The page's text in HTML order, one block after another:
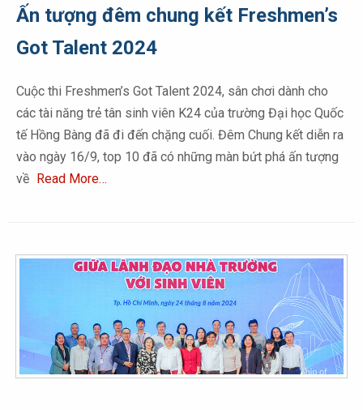
Ấn tượng đêm chung kết Freshmen’s
Got Talent 2024
Cuộc thi Freshmen’s Got Talent 2024, sân chơi dành cho
các tài năng trẻ tân sinh viên K24 của trường Đại học Quốc
tế Hồng Bàng đã đi đến chặng cuối. Đêm Chung kết diễn ra
vào ngày 16/9, top 10 đã có những màn bứt phá ấn tượng
về Read More…